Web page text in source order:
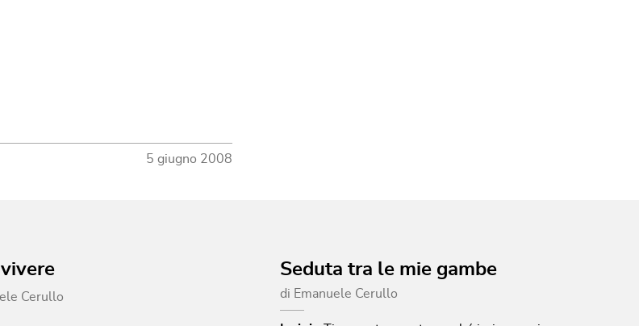
5 giugno 2008
Cerullo
Seduta tra le mie gambe
di Emanuele Cerullo